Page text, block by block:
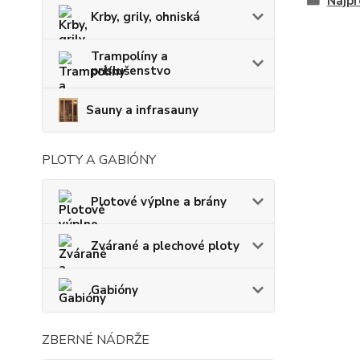
Krby, grily, ohniská
Trampolíny a
príslušenstvo
Sauny a infrasauny
PLOTY A GABIÓNY
Plotové výplne a brány
Zvárané a plechové ploty
Gabióny
ZBERNÉ NÁDRŽE